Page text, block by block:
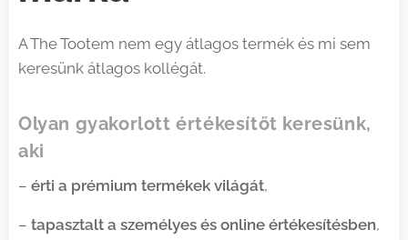
A The Tootem nem egy átlagos termék és mi sem
keresünk átlagos kollégát.
Olyan gyakorlott értékesítőt keresünk,
aki
– érti a prémium termékek világát,
– tapasztalt a személyes és online értékesítésben,